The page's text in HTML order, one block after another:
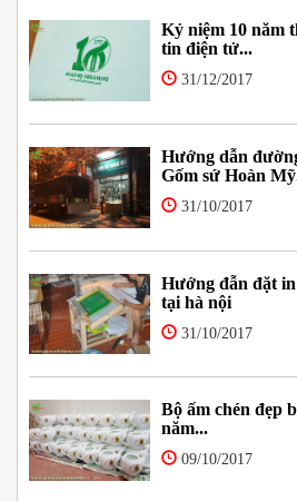
Kỷ niệm 10 năm
tin điện tử...
31/12/2017
Hướng dẫn
Gốm sứ Hoàn
31/10/2017
Hướng đẫn đặt in
tại hà nội
31/10/2017
Bộ ấm chén đẹp
năm...
09/10/2017